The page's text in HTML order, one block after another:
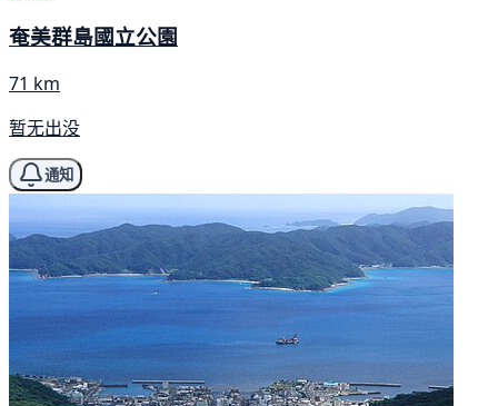
奄美群島國立公園
71 km
暂无出没
通知